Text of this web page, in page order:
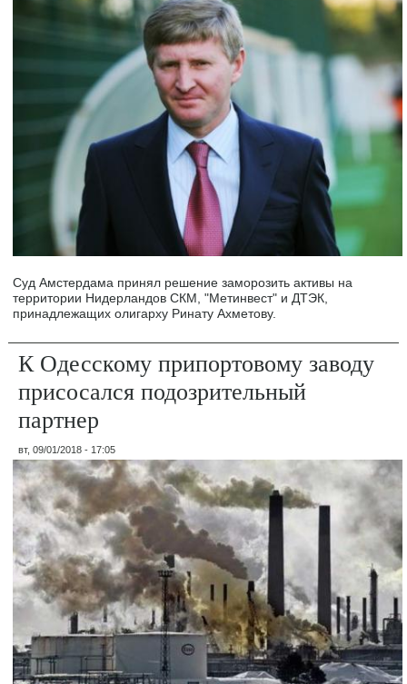
Суд Амстердама принял решение заморозить активы на
территории Нидерландов СКМ, "Метинвест" и ДТЭК,
принадлежащих олигарху Ринату Ахметову.
К Одесскому припортовому заводу
присосался подозрительный
партнер
вт, 09/01/2018 - 17:05